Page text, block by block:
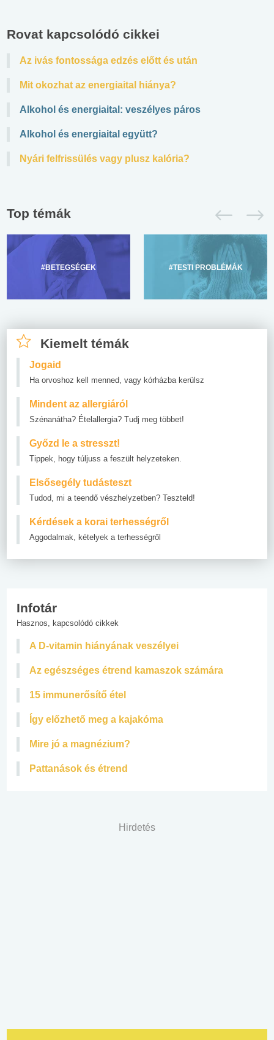
Rovat kapcsolódó cikkei
Az ivás fontossága edzés előtt és után
Mit okozhat az energiaital hiánya?
Alkohol és energiaital: veszélyes páros
Alkohol és energiaital együtt?
Nyári felfrissülés vagy plusz kalória?
Top témák
#BETEGSÉGEK #TESTI PROBLÉMÁK
Kiemelt témák
Jogaid
Ha orvoshoz kell menned, vagy kórházba kerülsz
Mindent az allergiáról
Szénanátha? Ételallergia? Tudj meg többet!
Győzd le a stresszt!
Tippek, hogy túljuss a feszült helyzeteken.
Elsősegély tudásteszt
Tudod, mi a teendő vészhelyzetben? Teszteld!
Kérdések a korai terhességről
Aggodalmak, kételyek a terhességről
Infotár
Hasznos, kapcsolódó cikkek
A D-vitamin hiányának veszélyei
Az egészséges étrend kamaszok számára
15 immunerősítő étel
Így előzhető meg a kajakóma
Mire jó a magnézium?
Pattanások és étrend
Hirdetés